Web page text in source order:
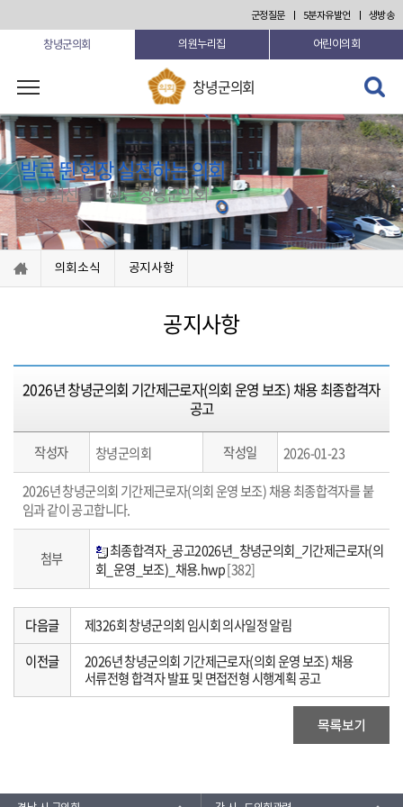
창녕군의회 의원누리집 어린이의회
군정질문 5분자유발언 생방송
창녕군의회
검색 열
기
발로 뛴 현장 실천하는 의회
항상 최선을 다하는 창녕군의회
의회소식 공지사항
공지사항
2026년 창녕군의회 기간제근로자(의회 운영 보조) 채용 최종합격자
공고
작성자 창녕군의회 작성일
2026-01-23
2026년 창녕군의회 기간제근로자(의회 운영 보조) 채용 최종합격자를 붙
임과 같이 공고합니다.
첨부
최종합격자_공고2026년_창녕군의회_기간제근로자(의
회_운영_보조)_채용.hwp[382]
다음글
제326회 창녕군의회 임시회 의사일정 알림
이전글
2026년 창녕군의회 기간제근로자(의회 운영 보조) 채용
서류전형 합격자 발표 및 면접전형 시행계획 공고